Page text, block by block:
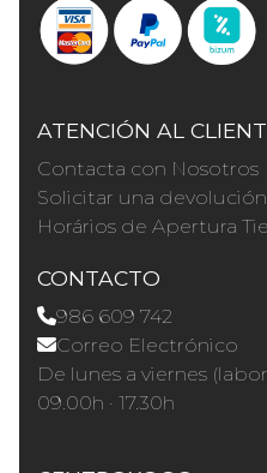
ATENCIÓN AL
Contacta con Nosotros
Solicitar una devolución
Horários de Apertura
CONTACTO
986 609 742
Correo Electrónico
De lunes a viernes
09.00h · 17.30h